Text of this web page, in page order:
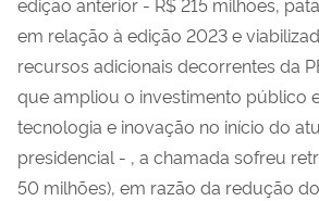
em relação à edição 2023 e
recursos adicionais decorrentes da
que ampliou o investimento público
tecnologia e inovação no início do
presidencial - , a chamada sofreu
50 milhões), em razão da redução